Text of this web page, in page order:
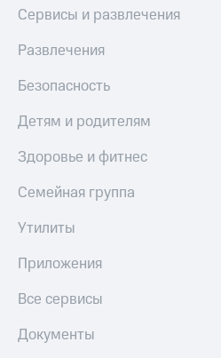
Сервисы и развлечения
Развлечения
Безопасность
Детям и родителям
Здоровье и фитнес
Семейная группа
Утилиты
Приложения
Все сервисы
Документы